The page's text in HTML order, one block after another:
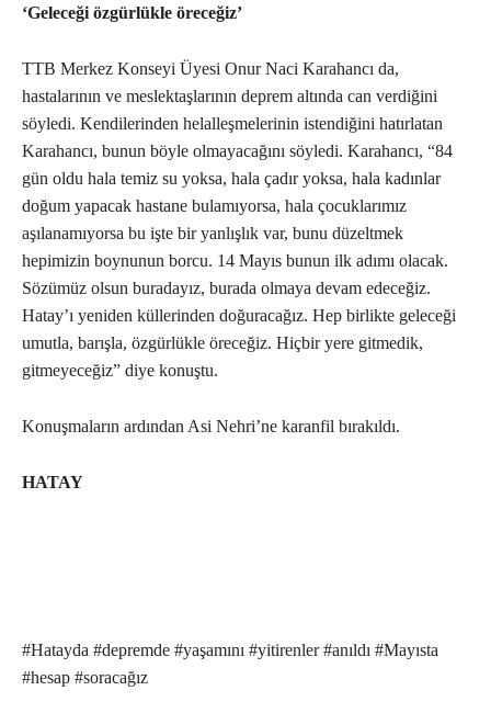
‘Geleceği özgürlükle öreceğiz’
TTB Merkez Konseyi Üyesi Onur Naci Karahancı da,
hastalarının ve meslektaşlarının deprem altında can verdiğini
söyledi. Kendilerinden helalleşmelerinin istendiğini hatırlatan
Karahancı, bunun böyle olmayacağını söyledi. Karahancı, “84
gün oldu hala temiz su yoksa, hala çadır yoksa, hala kadınlar
doğum yapacak hastane bulamıyorsa, hala çocuklarımız
aşılanamıyorsa bu işte bir yanlışlık var, bunu düzeltmek
hepimizin boynunun borcu. 14 Mayıs bunun ilk adımı olacak.
Sözümüz olsun buradayız, burada olmaya devam edeceğiz.
Hatay’ı yeniden küllerinden doğuracağız. Hep birlikte geleceği
umutla, barışla, özgürlükle öreceğiz. Hiçbir yere gitmedik,
gitmeyeceğiz” diye konuştu.
Konuşmaların ardından Asi Nehri’ne karanfil bırakıldı.
HATAY
#Hatayda #depremde #yaşamını #yitirenler #anıldı #Mayısta
#hesap #soracağız